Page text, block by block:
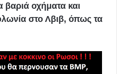
βαριά οχήματα και
στο Λβιβ, όπως τα